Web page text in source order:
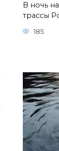
В ночь
трассы
185